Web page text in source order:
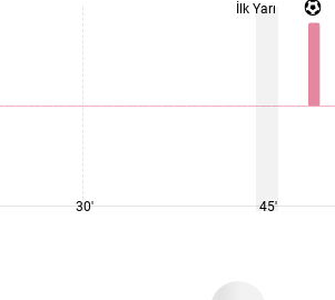
30'
İlk Yarı
45'